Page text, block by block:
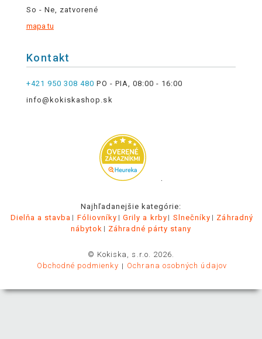
So - Ne, zatvorené
mapa tu
Kontakt
+421 950 308 480 PO - PIA, 08:00 - 16:00
info@kokiskashop.sk
.
Najhľadanejšie kategórie:
Dielňa a stavba
Fóliovníky Grily a krby Slnečníky
Záhradný
nábytok
Záhradné párty stany
© Kokiska, s.r.o. 2026.
Obchodné podmienky
Ochrana osobných údajov